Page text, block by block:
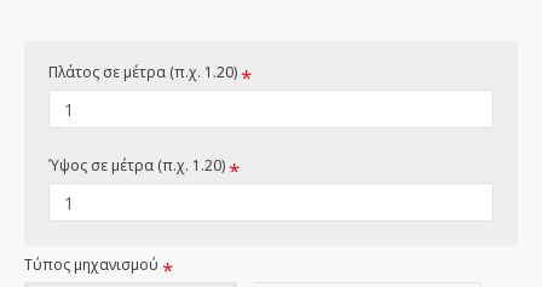
Πλάτος σε μέτρα (π.χ. 1.20)
Ύψος σε μέτρα (π.χ. 1.20)
Τύπος μηχανισμού